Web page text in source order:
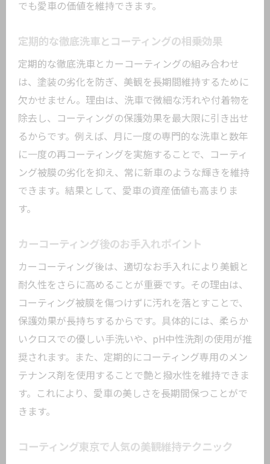
でも愛車の価値を維持できます。
定期的な徹底洗車とコーティングの相乗効果
定期的な徹底洗車とカーコーティングの組み合わせ
は、塗装の劣化を防ぎ、美観を長期間維持するために
欠かせません。理由は、洗車で微細な汚れや付着物を
除去し、コーティングの保護効果を最大限に引き出せ
るからです。例えば、月に一度の専門的な洗車と数年
に一度の再コーティングを実施することで、コーティ
ング被膜の劣化を抑え、常に新車のような輝きを維持
できます。結果として、愛車の資産価値も高まりま
す。
カーコーティング後のお手入れポイント
カーコーティング後は、適切なお手入れにより美観と
耐久性をさらに高めることが重要です。その理由は、
コーティング被膜を傷つけずに汚れを落とすことで、
保護効果が長持ちするからです。具体的には、柔らか
いクロスでの優しい手洗いや、pH中性洗剤の使用が推
奨されます。また、定期的にコーティング専用のメン
テナンス剤を使用することで艶と撥水性を維持できま
す。これにより、愛車の美しさを長期間保つことがで
きます。
コーティング東京で人気の美観維持テクニック